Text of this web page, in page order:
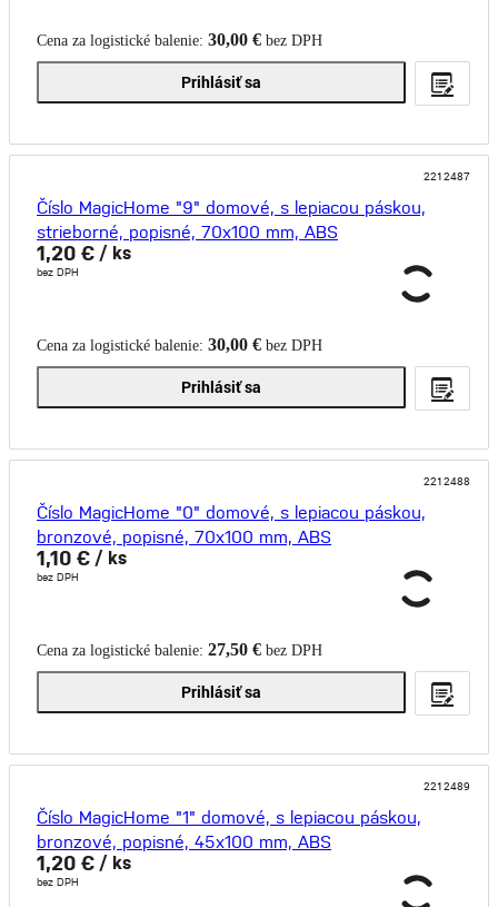
Cena za logistické balenie: 30,00 € bez DPH
Prihlásiť sa
2212487
Číslo MagicHome "9" domové, s lepiacou páskou,
strieborné, popisné, 70x100 mm, ABS
1,20 € / ks
bez DPH
Cena za logistické balenie: 30,00 € bez DPH
Prihlásiť sa
2212488
Číslo MagicHome "0" domové, s lepiacou páskou,
bronzové, popisné, 70x100 mm, ABS
1,10 € / ks
bez DPH
Cena za logistické balenie: 27,50 € bez DPH
Prihlásiť sa
2212489
Číslo MagicHome "1" domové, s lepiacou páskou,
bronzové, popisné, 45x100 mm, ABS
1,20 € / ks
bez DPH